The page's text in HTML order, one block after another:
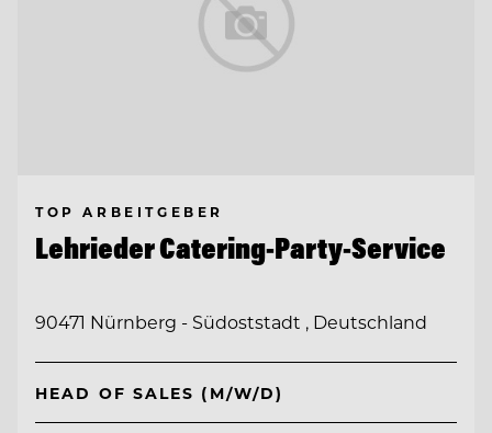
TOP ARBEITGEBER
Lehrieder Catering-Party-Service
90471 Nürnberg - Südoststadt , Deutschland
HEAD OF SALES (M/W/D)